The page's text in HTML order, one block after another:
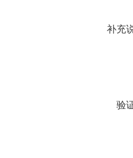
补充
验